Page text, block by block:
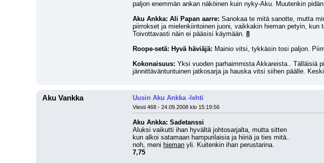
paljon enemmän ankan näköinen kuin nyky-Aku. Muutenkin
Aku Ankka: Ali Papan aarre: Sanokaa te mitä sanotte, mutta
piirrokset ja mielenkiintoinen juoni, vaikkakin hieman petyin,
Toivottavasti näin ei pääsisi käymään. 8
Roope-setä: Hyvä häviäjä: Mainio vitsi, tykkäsin tosi paljon.
Kokonaisuus: Yksi vuoden parhaimmista Akkareista.. Tälläisiä
jännittäväntuntuinen jatkosarja ja hauska vitsi siihen päälle.
Aku Vankka Uusin Aku Ankka -lehti
Viesti 468 - 24.09.2008 klo 15:19:56
Aku Ankka: Sadetanssi
Aluksi vaikutti ihan hyvältä johtosarjalta, mutta sitten
kun alkoi satamaan hampurilaisia ja hiiriä ja ties mitä..
noh, meni hieman yli. Kuitenkin ihan perustarina.
7,75